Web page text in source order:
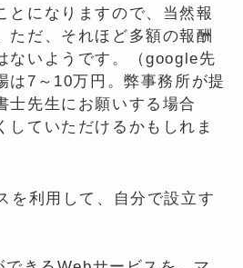
とになりますので、当然報
ただ、それほど多額の報酬
ないようです。（google先
は7～10万円。弊事務所が提
士先生にお願いする場合
していただけるかもしれま
を利用して、自分で設立す